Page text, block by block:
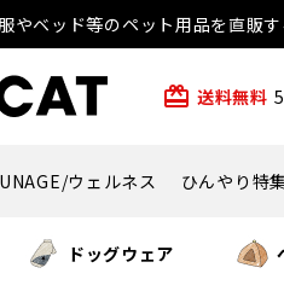
やベッド等のペット用品を直販す
card_giftcard 送料無料
UNAGE/ウェルネス ひんやり特集
ドッグウェア